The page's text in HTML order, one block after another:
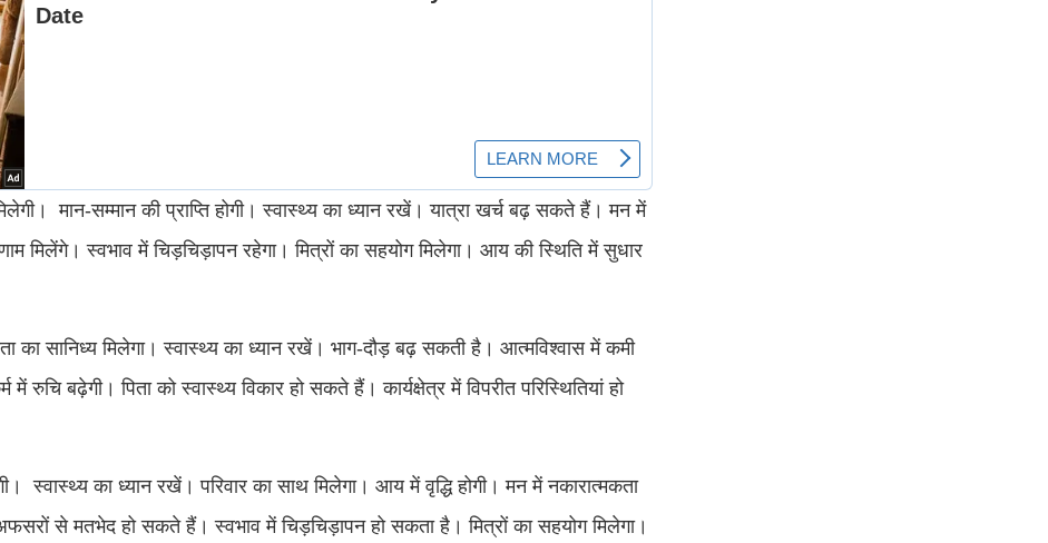
मान-सम्मान की प्राप्ति होगी। स्वास्थ्‍य का ध्यान रखें। यात्रा खर्च बढ़ सकते हैं। मन में
मिलेंगे।स्वभाव में चिड़चिड़ापन रहेगा। मित्रों का सहयोग मिलेगा। आय की स्थिति में सुधार
का सानिध्य मिलेगा। स्वास्थ्‍य का ध्यान रखें। भाग-दौड़ बढ़ सकती है। आत्मविश्वास में कमी
बढ़ेगी। पिता को स्वास्थ्‍य विकार हो सकते हैं। कार्यक्षेत्र में विपरीत परिस्थितियां हो
स्वास्थ्‍य का ध्यान रखें। परिवार का साथ मिलेगा। आय में वृद्धि होगी। मन में नकारात्मकता
से मतभेद हो सकते हैं। स्वभाव में चिड़चिड़ापन हो सकता है। मित्रों का सहयोग मिलेगा।